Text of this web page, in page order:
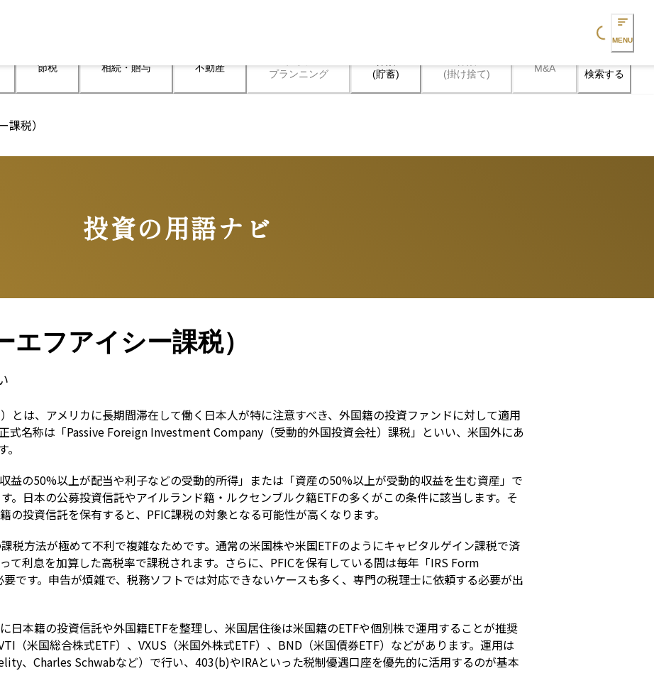
Loading...
MENU
節税 相続・贈与 不動産
プランニング
(貯蓄)
(掛け捨て)
M&A 検索する
税）
投資の用語ナビ
エフアイシー課税）
とは、アメリカに長期間滞在して働く日本人が特に注意すべき、外国籍の投資ファンドに対して適用
式名称は「Passive Foreign Investment Company（受動的外国投資会社）課税」といい、米国外にあ
益の50%以上が配当や利子などの受動的所得」または「資産の50%以上が受動的収益を生む資産」で
。日本の公募投資信託やアイルランド籍・ルクセンブルク籍ETFの多くがこの条件に該当します。そ
の投資信託を保有すると、PFIC課税の対象となる可能性が高くなります。
税方法が極めて不利で複雑なためです。通常の米国株や米国ETFのようにキャピタルゲイン課税で済
て利息を加算した高税率で課税されます。さらに、PFICを保有している間は毎年「IRS Form
です。申告が煩雑で、税務ソフトでは対応できないケースも多く、専門の税理士に依頼する必要が出
日本籍の投資信託や外国籍ETFを整理し、米国居住後は米国籍のETFや個別株で運用することが推奨
（米国総合株式ETF）、VXUS（米国外株式ETF）、BND（米国債券ETF）などがあります。運用は
、Charles Schwabなど）で行い、403(b)やIRAといった税制優遇口座を優先的に活用するのが基本